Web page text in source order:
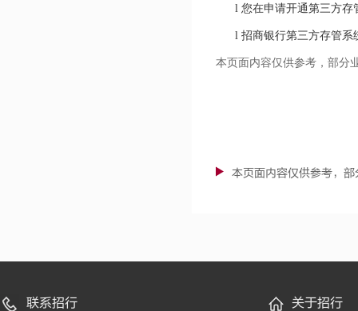
l 您在申请开通第三方存
l 招商银行第三方存管系
本页面内容仅供参考，部分
本页面内容仅供参考，
联系招行 关于招行